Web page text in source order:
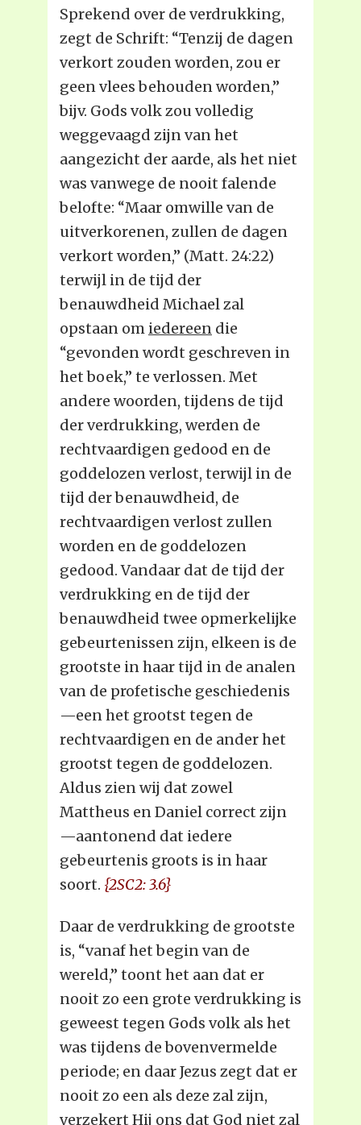
Sprekend over de verdrukking,
zegt de Schrift: “Tenzij de dagen
verkort zouden worden, zou er
geen vlees behouden worden,”
bijv. Gods volk zou volledig
weggevaagd zijn van het
aangezicht der aarde, als het niet
was vanwege de nooit falende
belofte: “Maar omwille van de
uitverkorenen, zullen de dagen
verkort worden,” (Matt. 24:22)
terwijl in de tijd der
benauwdheid Michael zal
opstaan om iedereen die
“gevonden wordt geschreven in
het boek,” te verlossen. Met
andere woorden, tijdens de tijd
der verdrukking, werden de
rechtvaardigen gedood en de
goddelozen verlost, terwijl in de
tijd der benauwdheid, de
rechtvaardigen verlost zullen
worden en de goddelozen
gedood. Vandaar dat de tijd der
verdrukking en de tijd der
benauwdheid twee opmerkelijke
gebeurtenissen zijn, elkeen is de
grootste in haar tijd in de analen
van de profetische geschiedenis
—een het grootst tegen de
rechtvaardigen en de ander het
grootst tegen de goddelozen.
Aldus zien wij dat zowel
Mattheus en Daniel correct zijn
—aantonend dat iedere
gebeurtenis groots is in haar
soort. {2SC2: 3.6}
Daar de verdrukking de grootste
is, “vanaf het begin van de
wereld,” toont het aan dat er
nooit zo een grote verdrukking is
geweest tegen Gods volk als het
was tijdens de bovenvermelde
periode; en daar Jezus zegt dat er
nooit zo een als deze zal zijn,
verzekert Hij ons dat God niet zal